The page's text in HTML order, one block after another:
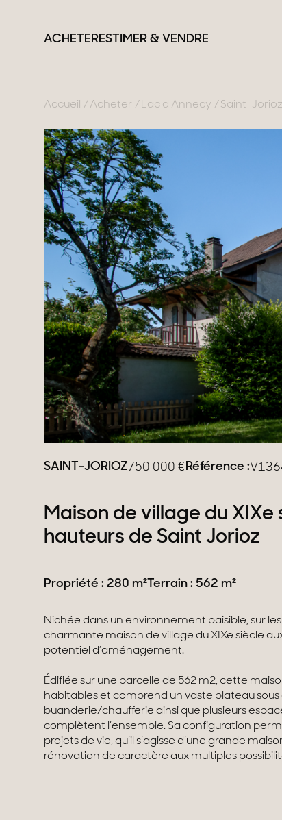
ACHETERESTIMER & VENDRE
France
Lac d'Annecy
Genevois
Pays de Gex
Montagne
Lac du Bourget
Provence
Suisse
Genève
Canton de Vaud
Alpes Suisses
Appartements
Chalets
Maisons &
Maisons de
Maisons de
Domaines
Projets neufs
Tous nos biens
Accueil Acheter Lac d'Annecy Saint-Jorioz
SAINT-JORIOZ750 000 €Référence :
Maison de village du XIXe
hauteurs de Saint Jorioz
Propriété : 280 m²Terrain : 562 m²
Nichée dans un environnement paisible, sur
charmante maison de village du XIXe siècle
potentiel d’aménagement.
Édifiée sur une parcelle de 562 m2, cette
habitables et comprend un vaste plateau sous
buanderie/chaufferie ainsi que plusieurs
complètent l’ensemble. Sa configuration
projets de vie, qu’il s’agisse d’une grande
rénovation de caractère aux multiples